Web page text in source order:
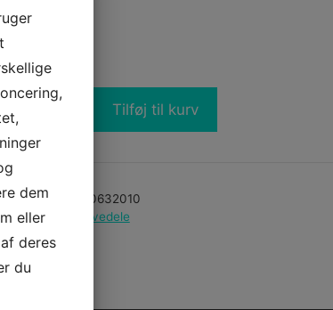
dkex. Moms
Tilføj til kurv
(SKU):
420632010
PWC Reservedele
dem
eller
deres
du